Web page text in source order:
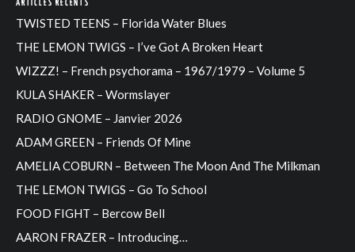
ARTICLES RÉCENTS
TWISTED TEENS – Florida Water Blues
THE LEMON TWIGS – I’ve Got A Broken Heart
WIZZZ! – French psychorama – 1967/1979 – Volume 5
KULA SHAKER – Wormslayer
RADIO GNOME – Janvier 2026
ADAM GREEN – Friends Of Mine
AMELIA COBURN – Between The Moon And The Milkman
THE LEMON TWIGS – Go To School
FOOD FIGHT – Bercow Bell
AARON FRAZER – Introducing…